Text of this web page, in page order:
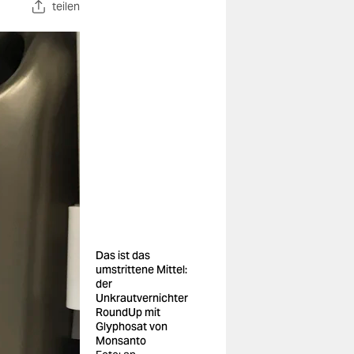
teilen
Das ist das
umstrittene Mittel:
der
Unkrautvernichter
RoundUp mit
Glyphosat von
Monsanto